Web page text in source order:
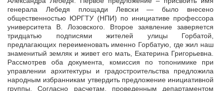
генерала Лебедя площади Левски — было внесено
общественностью ЮРГТУ (НПИ) по инициативе профессора
университета В. Лозовского. Второе заявление заверяется
тридцатью подписями жителей улицы Горбатой,
предлагающих переименовать именно Горбатую, где жил наш
знаменитый земляк и живет его мать, Екатерина Григорьевна.
Рассмотрев оба документа, комиссия по топонимике при
управлении архитектуры и градостроительства предложила
народным избранникам утвердить предложение инициативной
группы. Согласно расчетам, проведенным департаментом